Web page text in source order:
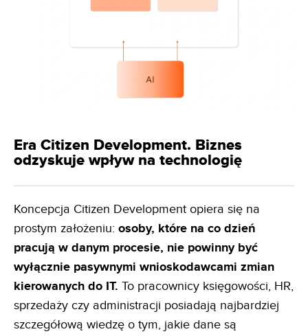
Era Citizen Development. Biznes
odzyskuje wpływ na technologię
Koncepcja Citizen Development opiera się na
prostym założeniu: osoby, które na co dzień
pracują w danym procesie, nie powinny być
wyłącznie pasywnymi wnioskodawcami zmian
kierowanych do IT. To pracownicy księgowości, HR,
sprzedaży czy administracji posiadają najbardziej
szczegółową wiedzę o tym, jakie dane są